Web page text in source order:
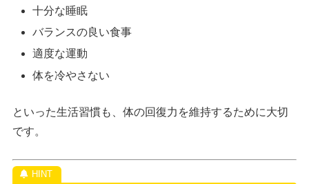
十分な睡眠
バランスの良い食事
適度な運動
体を冷やさない
といった生活習慣も、体の回復力を維持するために大切
です。